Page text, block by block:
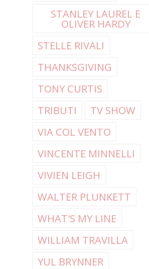
STANLEY LAUREL E
OLIVER HARDY
STELLE RIVALI
THANKSGIVING
TONY CURTIS
TRIBUTI
TV SHOW
VIA COL VENTO
VINCENTE MINNELLI
VIVIEN LEIGH
WALTER PLUNKETT
WHAT'S MY LINE
WILLIAM TRAVILLA
YUL BRYNNER